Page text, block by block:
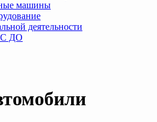
машины
деятельности
ДО